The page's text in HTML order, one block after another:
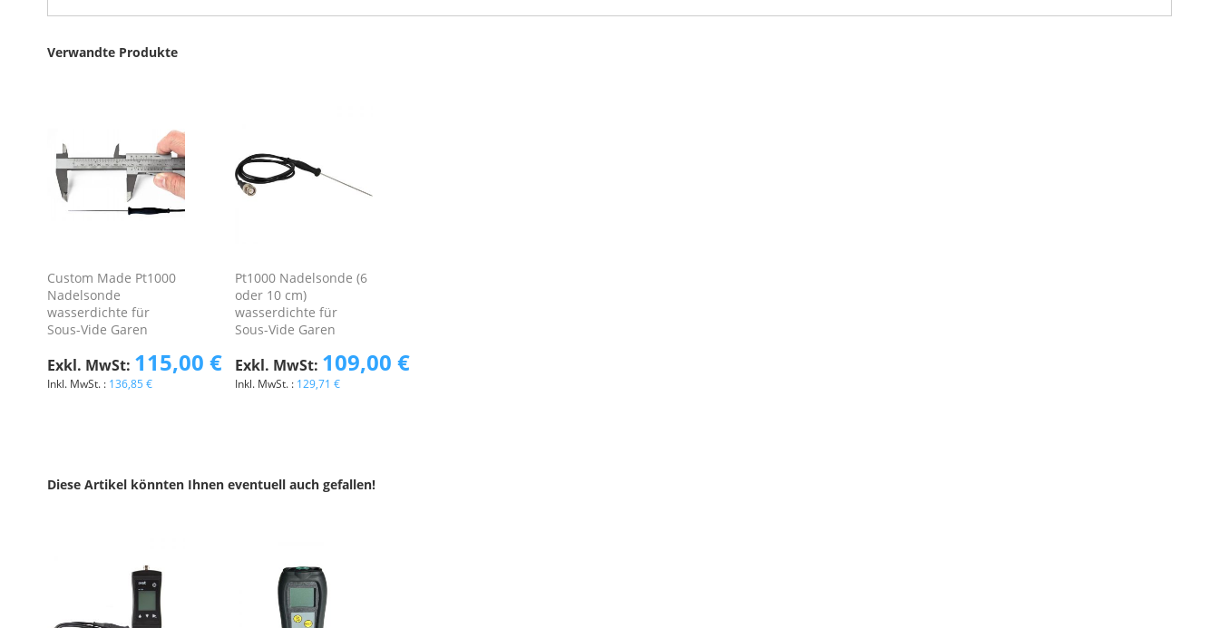
Verwandte Produkte
Custom Made Pt1000
Nadelsonde
wasserdichte für
Sous-Vide Garen
136,85 €
115,00 €
Pt1000 Nadelsonde (6
oder 10 cm)
wasserdichte für
Sous-Vide Garen
129,71 €
109,00 €
Diese Artikel könnten Ihnen eventuell auch gefallen!